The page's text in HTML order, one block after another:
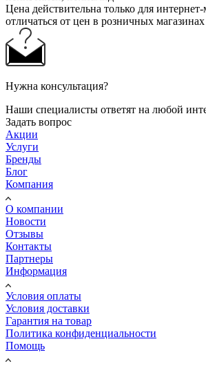
Цена действительна только для
отличаться от цен в розничных магазинах
Нужна консультация?
Наши специалисты ответят на любой
Задать вопрос
Акции
Услуги
Бренды
Блог
Компания
О компании
Новости
Отзывы
Контакты
Партнеры
Информация
Условия оплаты
Условия доставки
Гарантия на товар
Политика конфиденциальности
Помощь